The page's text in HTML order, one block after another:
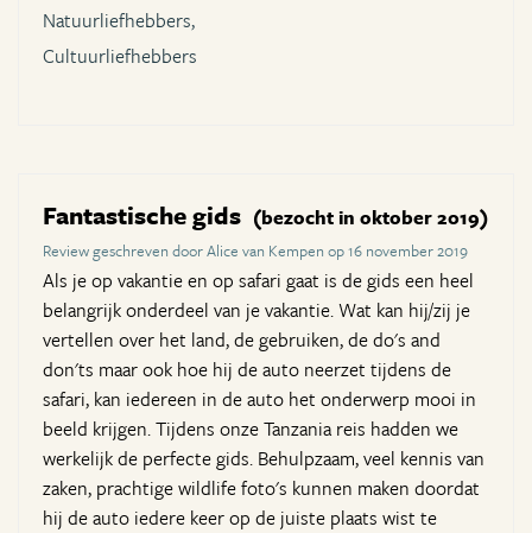
Natuurliefhebbers,
Cultuurliefhebbers
Fantastische gids (bezocht in oktober 2019)
Review geschreven door Alice van Kempen op 16 november 2019
Als je op vakantie en op safari gaat is de gids een heel
belangrijk onderdeel van je vakantie. Wat kan hij/zij je
vertellen over het land, de gebruiken, de do's and
don'ts maar ook hoe hij de auto neerzet tijdens de
safari, kan iedereen in de auto het onderwerp mooi in
beeld krijgen. Tijdens onze Tanzania reis hadden we
werkelijk de perfecte gids. Behulpzaam, veel kennis van
zaken, prachtige wildlife foto's kunnen maken doordat
hij de auto iedere keer op de juiste plaats wist te